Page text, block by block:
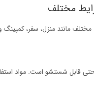
مختلف
مختلف مانند منزل، سفر،
قابل شستشو است. مواد